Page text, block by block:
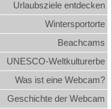
Urlaubsziele entdecken
Wintersportorte
Beachcams
UNESCO-Weltkulturerbe
Was ist eine Webcam?
Geschichte der Webcam